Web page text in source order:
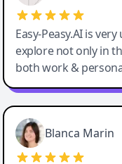
Easy-Peasy.AI is
explore not only in
both work &
Blanca Marin